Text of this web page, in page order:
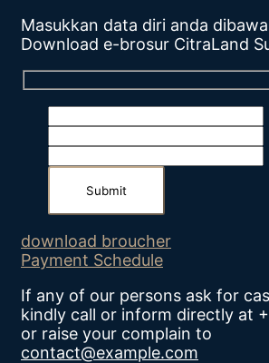
Masukkan data diri anda
Download e-brosur CitraLand
download broucher
Payment Schedule
If any of our persons ask for
kindly call or inform directly at
or raise your complain to
contact@example.com